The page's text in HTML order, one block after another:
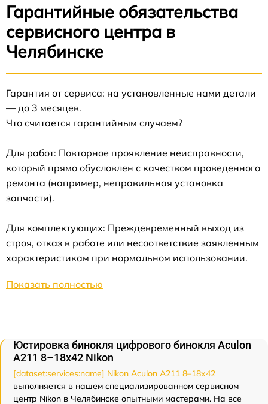
Гарантийные обязательства
сервисного центра в
Челябинске
Гарантия от сервиса: на установленные нами детали
— до 3 месяцев.
Что считается гарантийным случаем?
Для работ: Повторное проявление неисправности,
который прямо обусловлен с качеством проведенного
ремонта (например, неправильная установка
запчасти).
Для комплектующих: Преждевременный выход из
строя, отказ в работе или несоответствие заявленным
характеристикам при нормальном использовании.
Показать полностью
Юстировка бинокля цифрового бинокля Aculon
A211 8–18x42 Nikon
[dataset:services:name] Nikon Aculon A211 8–18x42
выполняется в нашем специализированном сервисном
центр Nikon в Челябинске опытными мастерами. На все